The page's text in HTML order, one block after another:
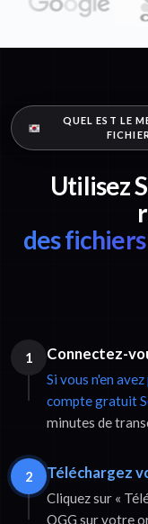
QUEL EST LE
Utilisez
des
1 Connectez-
Si vous n'en
compte gratuit
minutes de
2 Téléchargez
Cliquez sur «
OGG sur votre